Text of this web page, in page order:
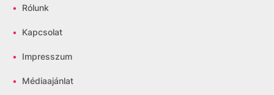
• Rólunk
• Kapcsolat
• Impresszum
• Médiaajánlat